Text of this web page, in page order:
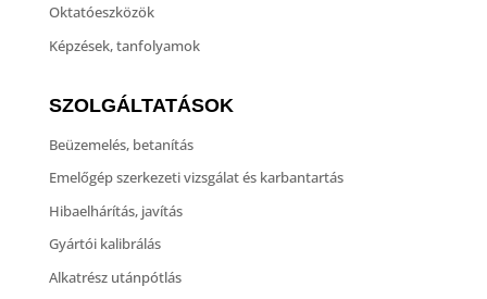
Oktatóeszközök
Képzések, tanfolyamok
SZOLGÁLTATÁSOK
Beüzemelés, betanítás
Emelőgép szerkezeti vizsgálat és karbantartás
Hibaelhárítás, javítás
Gyártói kalibrálás
Alkatrész utánpótlás